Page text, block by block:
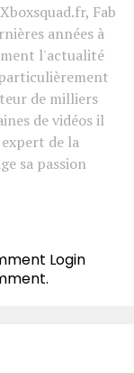
Fab
années à
l'actualité
de milliers
de vidéos il
de la
sa passion
Login